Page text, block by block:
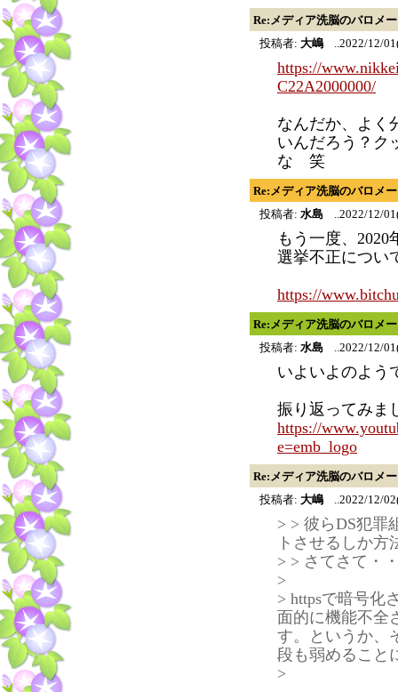
Re:メディア洗脳のバロメ
投稿者: 大嶋 ..2022/12/
https://
C22A2000000/
なんだか、よく
いんだろう？ク
な 笑
Re:メディア洗脳のバロメ
投稿者: 水島 ..2022/12/
もう一度、
選挙不正につい
https://
Re:メディア洗脳のバロメ
投稿者: 水島 ..2022/12/
いよいよのよう
振り返ってみ
https://
e=emb_logo
Re:メディア洗脳のバロメ
投稿者: 大嶋 ..2022/12/
> > 彼らDS犯罪
トさせるしか
> > さてさて・
>
> httpsで暗号化
面的に機能不全
す。というか、
段も弱めること
>